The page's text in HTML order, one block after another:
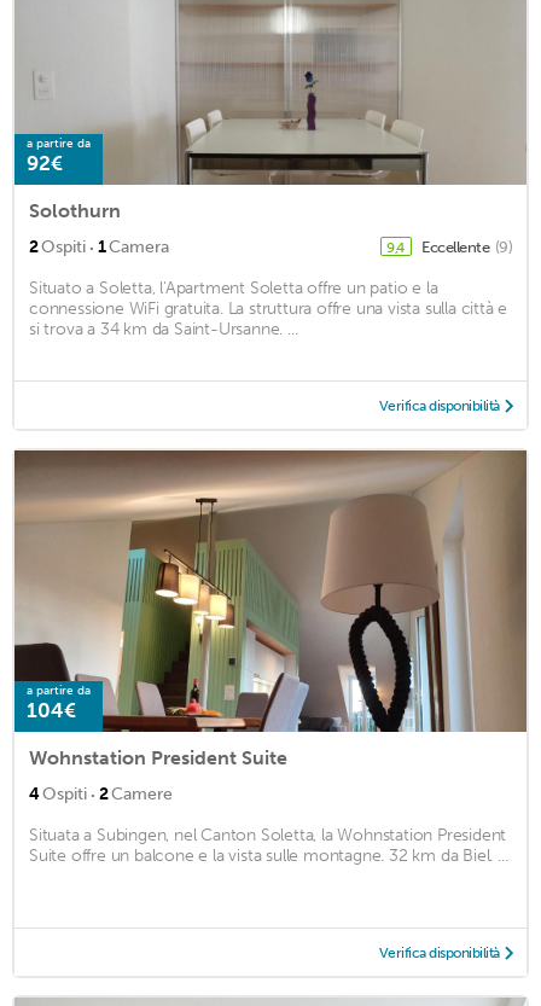
a partire da
92€
Solothurn
2Ospiti · 1Camera 9,4 Eccellente (9)
Situato a Soletta, l'Apartment Soletta offre un patio e la
connessione WiFi gratuita. La struttura offre una vista sulla città e
si trova a 34 km da Saint-Ursanne. ...
Verifica disponibilità
a partire da
104€
Wohnstation President Suite
4Ospiti · 2Camere
Situata a Subingen, nel Canton Soletta, la Wohnstation President
Suite offre un balcone e la vista sulle montagne. 32 km da Biel. ...
Verifica disponibilità